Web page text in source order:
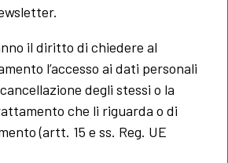
il diritto di chiedere al
l’accesso ai dati personali
degli stessi o la
che li riguarda o di
(artt. 15 e ss. Reg. UE